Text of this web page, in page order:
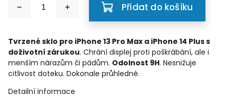
Přidat do košíku
Tvrzené sklo pro iPhone 13 Pro Max a iPhone 14 Plus s
doživotní zárukou. Chrání displej proti poškrábání, ale i
menším nárazům či pádům. Odolnost 9H. Nesnižuje
citlivost doteku. Dokonale průhledné.
Detailní informace